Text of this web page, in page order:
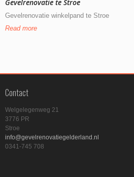
Gevelrenovatie te Stroe
Gevelrenovatie winkelpand te Stroe
Read more
Contact
Welgelegenweg 21
3776 PR
Stroe
info@gevelrenovatiegelderland.nl
0341-745 708